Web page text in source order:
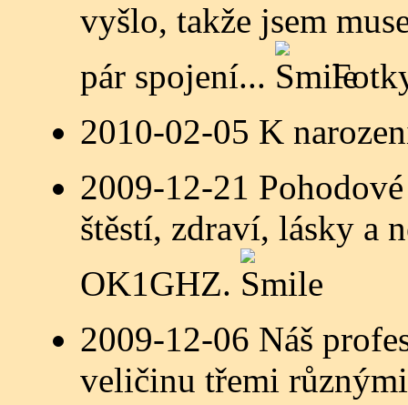
vyšlo, takže jsem
pár spojení...
2010-02-05 K
2009-12-21
štěstí, zdraví, lásky a
OK1GHZ.
2009-12-06 Náš
veličinu třemi